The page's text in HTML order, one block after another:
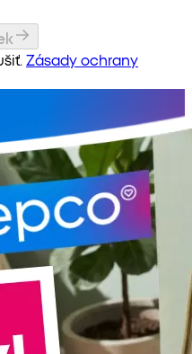
Zásady ochrany